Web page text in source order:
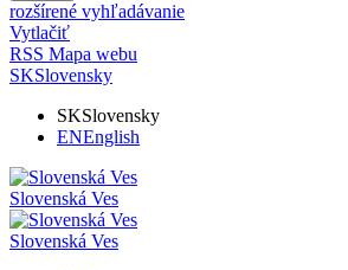
rozšírené vyhľadávanie
Vytlačiť
RSS Mapa webu
SKSlovensky
SKSlovensky
ENEnglish
Slovenská Ves
Slovenská Ves